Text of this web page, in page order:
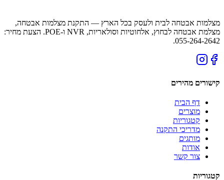
מצלמות אבטחה לבית ולעסק בכל הארץ — התקנת מצלמות אבטחה,
מצלמת אבטחה לבחוץ, אלחוטיות וסולאריות, NVR ו-POE. הצעת מחיר:
055-264-2642.
קישורים מהירים
דף הבית
מוצרים
קטגוריות
מדריכי התקנה
מותגים
אודות
צור קשר
קטגוריות